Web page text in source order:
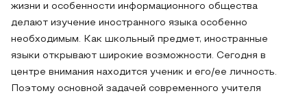
жизни и особенности информационного общества
делают изучение иностранного языка особенно
необходимым. Как школьный предмет, иностранные
языки открывают широкие возможности. Сегодня в
центре внимания находится ученик и его/ее личность.
Поэтому основной задачей современного учителя